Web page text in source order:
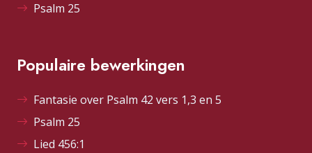
Psalm 25
Populaire bewerkingen
Fantasie over Psalm 42 vers 1,3 en 5
Psalm 25
Lied 456:1